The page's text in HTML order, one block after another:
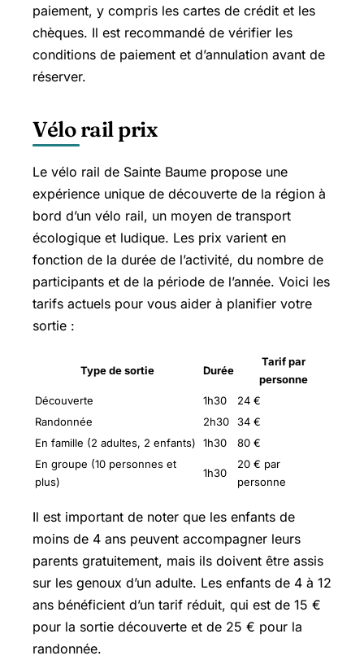
paiement, y compris les cartes de crédit et les
chèques. Il est recommandé de vérifier les
conditions de paiement et d’annulation avant de
réserver.
Vélo rail prix
Le vélo rail de Sainte Baume propose une
expérience unique de découverte de la région à
bord d’un vélo rail, un moyen de transport
écologique et ludique. Les prix varient en
fonction de la durée de l’activité, du nombre de
participants et de la période de l’année. Voici les
tarifs actuels pour vous aider à planifier votre
sortie :
Type de sortie Durée
Tarif par
personne
Découverte
1h30
24 €
Randonnée
2h30
34 €
En famille (2 adultes, 2 enfants)
1h30
80 €
En groupe (10 personnes et
plus)
1h30
20 € par
personne
Il est important de noter que les enfants de
moins de 4 ans peuvent accompagner leurs
parents gratuitement, mais ils doivent être assis
sur les genoux d’un adulte. Les enfants de 4 à 12
ans bénéficient d’un tarif réduit, qui est de 15 €
pour la sortie découverte et de 25 € pour la
randonnée.